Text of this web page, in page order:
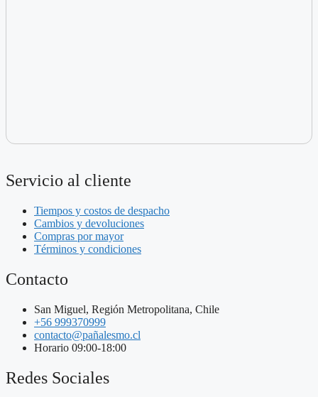
Servicio al cliente
Tiempos y costos de despacho
Cambios y devoluciones
Compras por mayor
Términos y condiciones
Contacto
San Miguel, Región Metropolitana, Chile
+56 999370999
contacto@pañalesmo.cl
Horario 09:00-18:00
Redes Sociales